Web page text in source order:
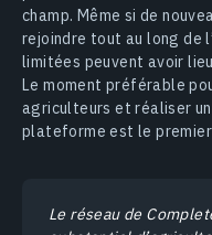
champ. Même si de
rejoindre tout au long de
limitées peuvent avoir
Le moment préférable
agriculteurs et réaliser
plateforme est le
Le réseau de